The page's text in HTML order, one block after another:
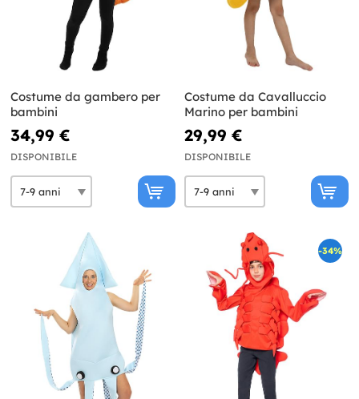
Costume da gambero per
bambini
34,99 €
DISPONIBILE
Costume da Cavalluccio
Marino per bambini
29,99 €
DISPONIBILE
-34%